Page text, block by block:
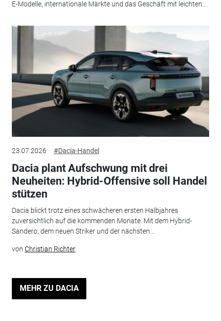
E-Modelle, internationale Märkte und das Geschäft mit leichten...
23.07.2026 #Dacia-Handel
Dacia plant Aufschwung mit drei
Neuheiten: Hybrid-Offensive soll Handel
stützen
Dacia blickt trotz eines schwächeren ersten Halbjahres
zuversichtlich auf die kommenden Monate. Mit dem Hybrid-
Sandero, dem neuen Striker und der nächsten...
von Christian Richter
MEHR ZU DACIA